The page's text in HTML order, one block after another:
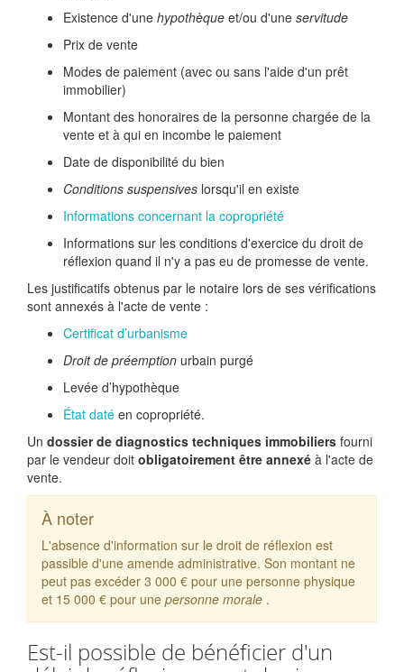
Existence d'une hypothèque et/ou d'une servitude
Prix de vente
Modes de paiement (avec ou sans l'aide d'un prêt
immobilier)
Montant des honoraires de la personne chargée de la
vente et à qui en incombe le paiement
Date de disponibilité du bien
Conditions suspensives lorsqu'il en existe
Informations concernant la copropriété
Informations sur les conditions d'exercice du droit de
réflexion quand il n'y a pas eu de promesse de vente.
Les justificatifs obtenus par le notaire lors de ses vérifications
sont annexés à l'acte de vente :
Certificat d’urbanisme
Droit de préemption urbain purgé
Levée d’hypothèque
État daté en copropriété.
Un dossier de diagnostics techniques immobiliers fourni
par le vendeur doit obligatoirement être annexé à l'acte de
vente.
À noter
L'absence d'information sur le droit de réflexion est
passible d'une amende administrative. Son montant ne
peut pas excéder 3 000 € pour une personne physique
et 15 000 € pour une personne morale .
Est-il possible de bénéficier d'un